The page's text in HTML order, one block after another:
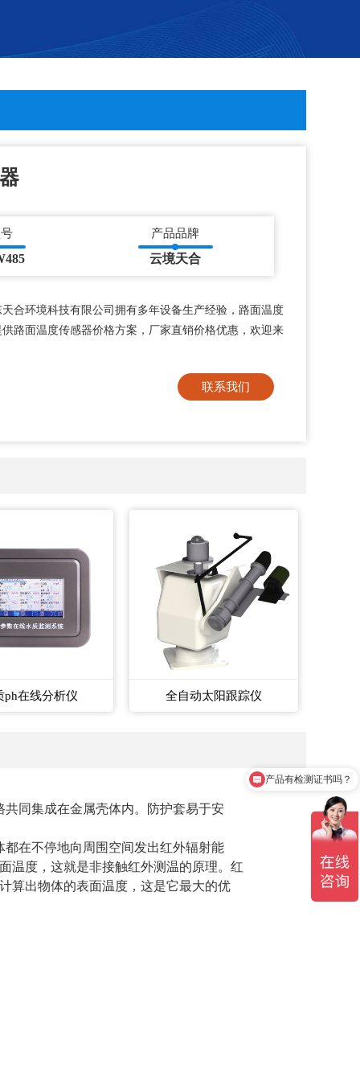
产品品牌
云境天合
合环境科技有限公司拥有多年设备生产经验，路面温度
路面温度传感器价格方案，厂家直销价格优惠，欢迎来
联系我们
ph在线分析仪 全自动太阳跟踪仪
同集成在金属壳体内。防护套易于安
在不停地向周围空间发出红外辐射能
温度，这就是非接触红外测温的原理。红
算出物体的表面温度，这是它最大的优
产品有检测证书吗？